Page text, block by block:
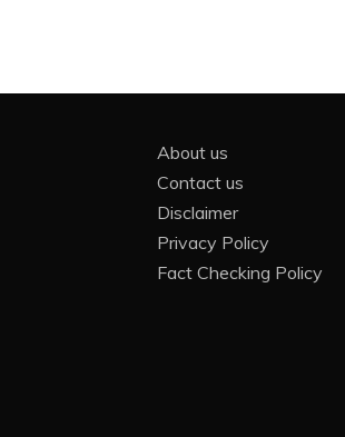
About us
Contact us
Disclaimer
Privacy Policy
Fact Checking Policy